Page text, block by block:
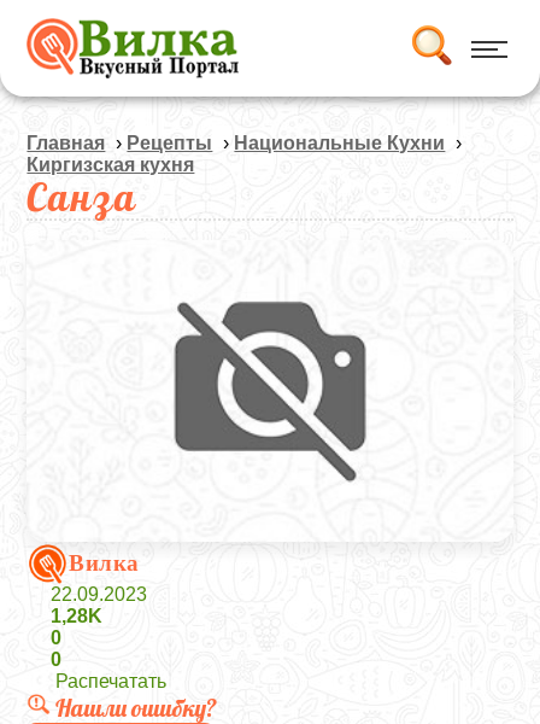
Главная › Рецепты › Национальные Кухни ›
Киргизская кухня
Санза
Вилка
22.09.2023
1,28K
0
0
Распечатать
Нашли ошибку?